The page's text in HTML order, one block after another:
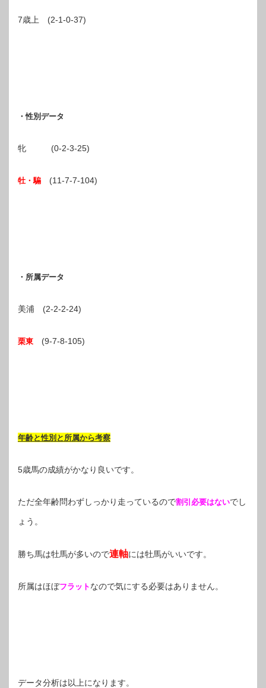
7歳上 (2-1-0-37)
・性別データ
牝 (0-2-3-25)
牡・騸 (11-7-7-104)
・所属データ
美浦 (2-2-2-24)
栗東 (9-7-8-105)
年齢と性別と所属から考察
5歳馬の成績がかなり良いです。
ただ全年齢問わずしっかり走っているので割引必要はないでし
ょう。
勝ち馬は牡馬が多いので連軸には牡馬がいいです。
所属はほぼフラット なので気にする必要はありません。
データ分析は以上になります。